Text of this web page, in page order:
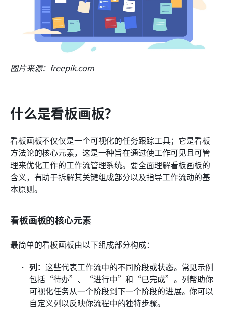
图片来源：freepik.com
什么是看板画板？
看板画板不仅仅是一个可视化的任务跟踪工具；它是看板
方法论的核心元素，这是一种旨在通过使工作可见且可管
理来优化工作的工作流管理系统。要全面理解看板画板的
含义，有助于拆解其关键组成部分以及指导工作流动的基
本原则。
看板画板的核心元素
最简单的看板画板由以下组成部分构成：
列： 这些代表工作流中的不同阶段或状态。常见示例
包括“待办”、“进行中”和“已完成”。列帮助你
可视化任务从一个阶段到下一个阶段的进展。你可以
自定义列以反映你流程中的独特步骤。